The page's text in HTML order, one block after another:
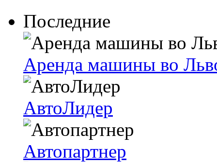
Последние
Аренда машины во
АвтоЛидер
Автопартнер